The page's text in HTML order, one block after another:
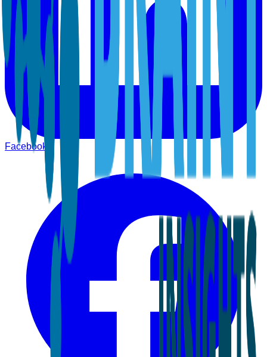
Facebook